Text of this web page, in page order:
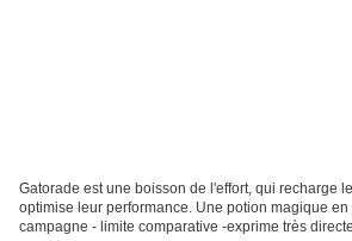
Gatorade est une boisson de l'effort, qui recharge
optimise leur performance. Une potion magique en
campagne - limite comparative -exprime très